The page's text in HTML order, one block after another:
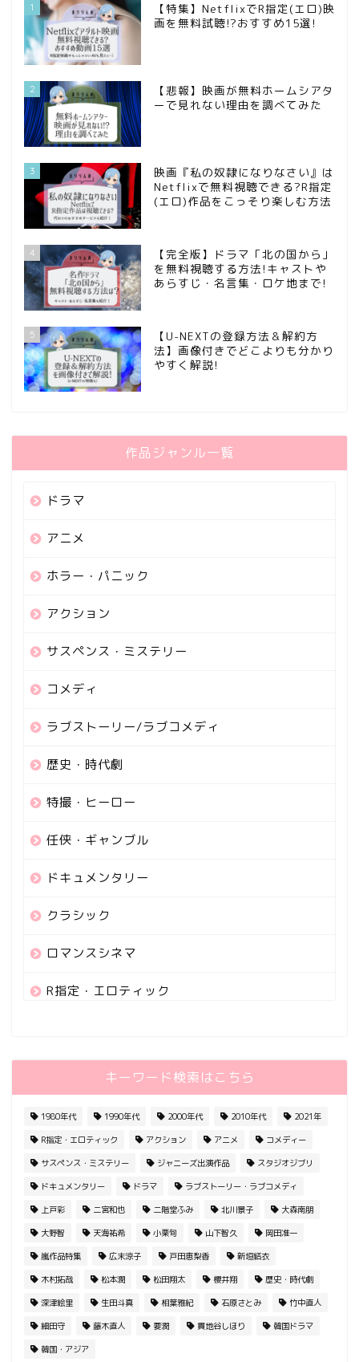
1
【特集】NetflixでR指定(エロ)映
画を無料試聴!?おすすめ15選!
2
【悲報】映画が無料ホームシアタ
ーで見れない理由を調べてみた
3
映画『私の奴隷になりなさい』は
Netflixで無料視聴できる?R指定
(エロ)作品をこっそり楽しむ方法
4
【完全版】ドラマ「北の国から」
を無料視聴する方法!キャストや
あらすじ・名言集・ロケ地まで!
5
【U-NEXTの登録方法＆解約方
法】画像付きでどこよりも分かり
やすく解説!
作品ジャンル一覧
ドラマ
アニメ
ホラー・パニック
アクション
サスペンス・ミステリー
コメディ
ラブストーリー/ラブコメディ
歴史・時代劇
特撮・ヒーロー
任侠・ギャンブル
ドキュメンタリー
クラシック
ロマンスシネマ
R指定・エロティック
キーワード検索はこちら
1980年代 1990年代 2000年代 2010年代 2021年
R指定・エロティック アクション アニメ コメディー
サスペンス・ミステリー ジャニーズ出演作品 スタジオジブリ
ドキュメンタリー ドラマ ラブストーリー・ラブコメディ
上戸彩 二宮和也 二階堂ふみ 北川景子 大森南朋
大野智 天海祐希 小栗旬 山下智久 岡田准一
嵐作品特集 広末涼子 戸田恵梨香 新垣結衣
木村拓哉 松本潤 松田翔太 櫻井翔 歴史・時代劇
深津絵里 生田斗真 相葉雅紀 石原さとみ 竹中直人
細田守 藤木直人 要潤 貫地谷しほり 韓国ドラマ
韓国・アジア